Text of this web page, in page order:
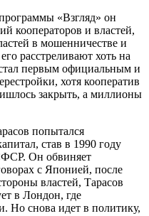
«Взгляд» он
кооператоров и властей,
в мошенничестве и
расстреливают хоть на
первым официальным и
хотя кооператив
закрыть, а миллионы
попытался
став в 1990 году
Он обвиняет
с Японией, после
властей, Тарасов
в Лондон, где
Но снова идет в политику,